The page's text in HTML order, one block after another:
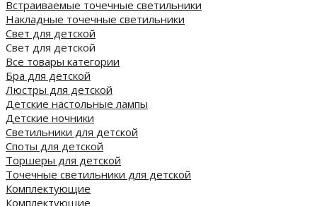
Встраиваемые точечные светильники
Накладные точечные светильники
Свет для детской
Свет для детской
Все товары категории
Бра для детской
Люстры для детской
Детские настольные лампы
Детские ночники
Светильники для детской
Споты для детской
Торшеры для детской
Точечные светильники для детской
Комплектующие
Комплектующие